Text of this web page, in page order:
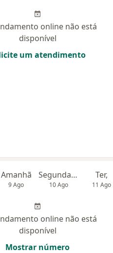
online não está
disponível
um atendimento
Amanhã
9 Ago
Segunda-feira
10 Ago
Ter,
11 Ago
online não está
disponível
Mostrar número